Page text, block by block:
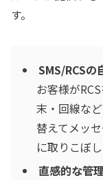
す。
SMS/RCSの
お客様が
末・回線な
替えてメッ
に取りこぼ
直感的な管